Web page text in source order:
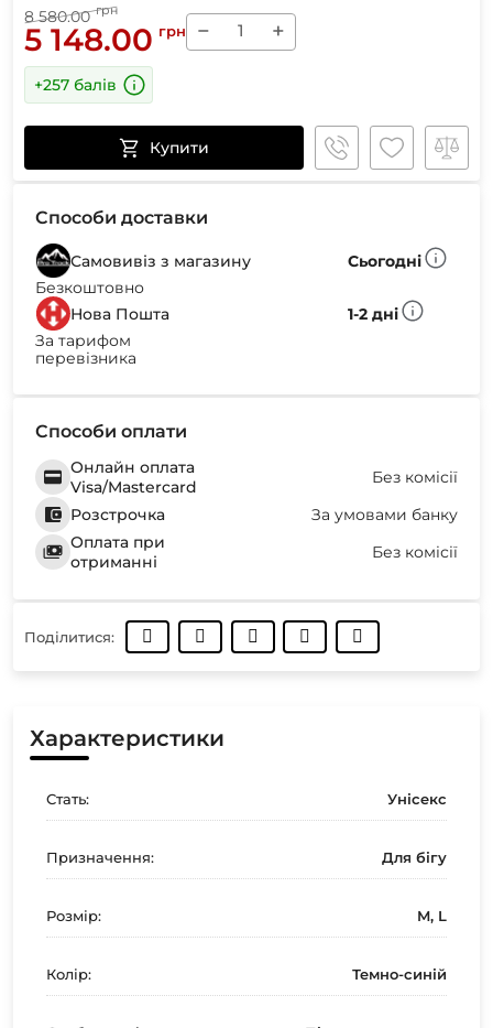
8 580.00 грн
5 148.00 грн − +
+257 балів
Купити
Способи доставки
Самовивіз з магазину
Сьогодні
Безкоштовно
Нова Пошта
1-2 дні
За тарифом
перевізника
Способи оплати
Онлайн оплата
Visa/Mastercard
Без комісії
Розстрочка
За умовами банку
Оплата при
отриманні
Без комісії
Поділитися:
Характеристики
Стать: Унісекс
Призначення: Для бігу
Розмір: M, L
Колір: Темно-синій